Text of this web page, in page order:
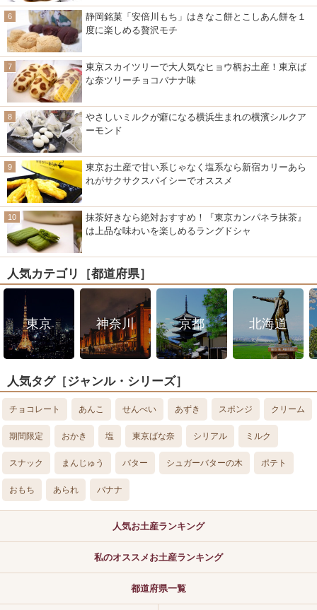
静岡銘菓「安倍川もち」はきなこ餅とこしあん餅を１
度に楽しめる贅沢モチ
東京スカイツリーで大人気なヒョウ柄お土産！東京ば
な奈ツリーチョコバナナ味
やさしいミルクが癖になる横浜生まれの横濱シルクア
ーモンド
東京お土産で甘い系じゃなく塩系なら新宿カリーあら
れがサクサクスパイシーでオススメ
抹茶好きなら絶対おすすめ！『東京カンパネラ抹茶』
は上品な味わいを楽しめるラングドシャ
人気カテゴリ［都道府県］
東京 神奈川 京都 北海道
人気タグ［ジャンル・シリーズ］
チョコレート あんこ せんべい あずき スポンジ クリーム
期間限定 おかき 塩 東京ばな奈 シリアル ミルク
スナック まんじゅう バター シュガーバターの木 ポテト
おもち あられ バナナ
人気お土産ランキング
私のオススメお土産ランキング
都道府県一覧